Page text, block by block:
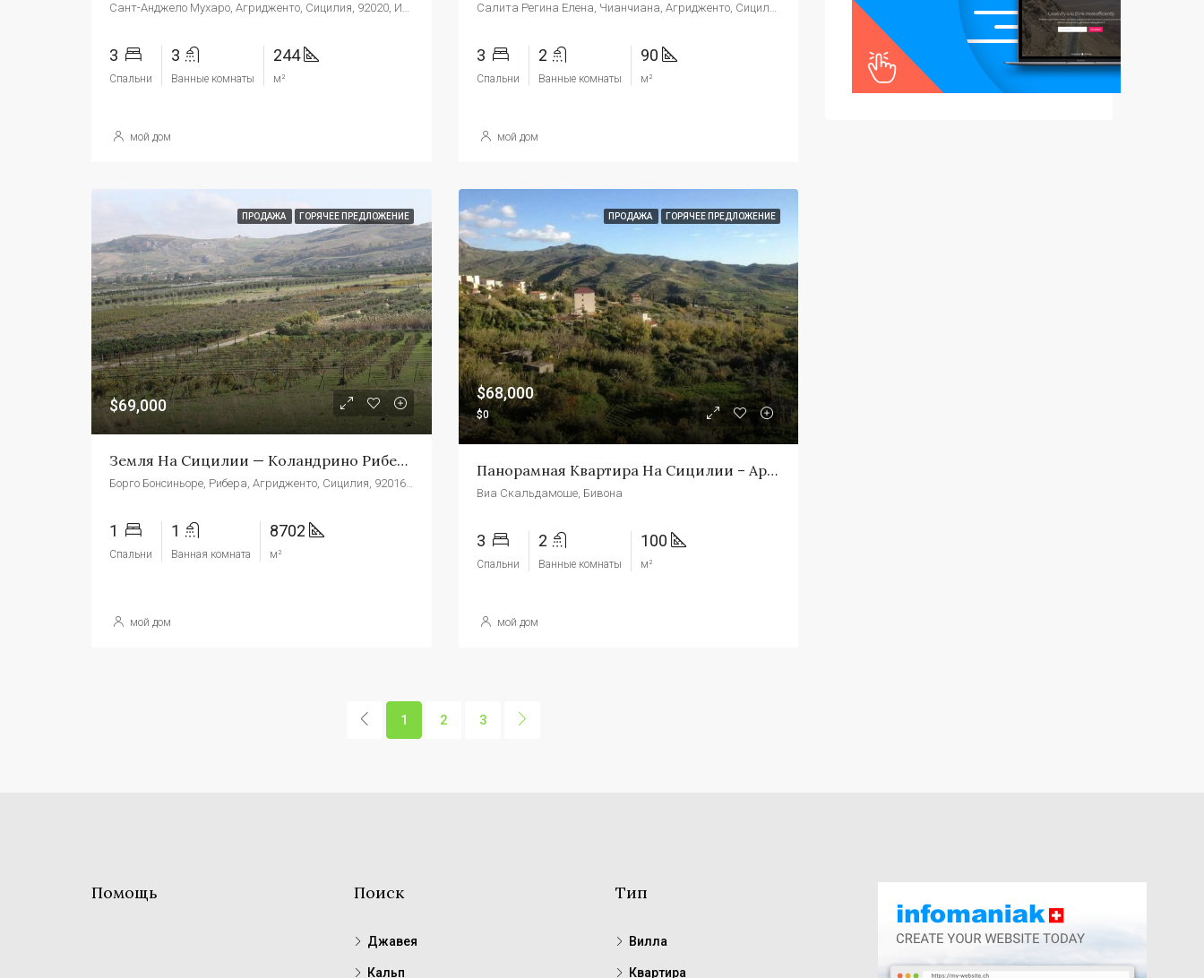
Сант-Анджело Мухаро, Агридженто, Сицилия, 92020, Италия
3
Спальни
3
Ванные комнаты
244
м²
мой дом
Салита Регина Елена, Чианчиана, Агридженто, Сицилия, 92012, Италия
3
Спальни
2
Ванные комнаты
90
м²
мой дом
ПРОДАЖА ГОРЯЧЕЕ ПРЕДЛОЖЕНИЕ
$69,000
Земля На Сицилии — Коландрино Рибера
Борго Бонсиньоре, Рибера, Агридженто, Сицилия, 92016, Италия
1
Спальни
1
Ванная комната
8702
м²
мой дом
ПРОДАЖА ГОРЯЧЕЕ ПРЕДЛОЖЕНИЕ
$68,000
$0
Панорамная Квартира На Сицилии – Apt Corbo Bivona
Виа Скальдамоше, Бивона
3
Спальни
2
Ванные комнаты
100
м²
мой дом
1 2 3
Помощь Поиск
Джавея
Кальп
Тип
Вилла
Квартира